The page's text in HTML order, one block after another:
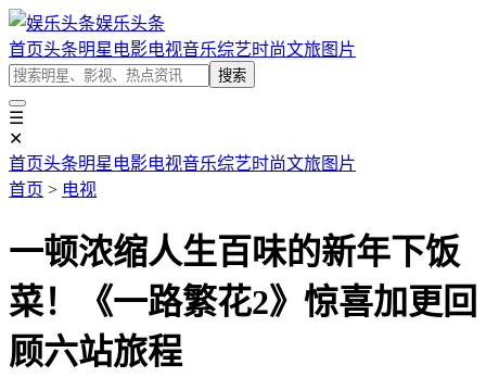
娱乐头条
首页头条明星 电影电视音乐综艺时尚文旅图片
搜索
☰
✕
首页头条明星 电影电视音乐综艺时尚文旅图片
首页 > 电视
一顿浓缩人生百味的新年下饭
菜！《一路繁花2》惊喜加更回
顾六站旅程